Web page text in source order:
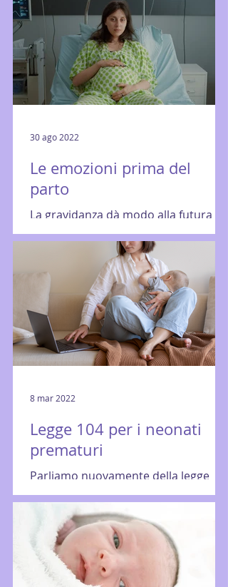
Le emozioni prima del
parto
La gravidanza dà modo alla futura
mamma di vivere i vari passaggi e le
vari fasi con una tempistica adeguata
al susseguirsi della...
30 ago 2022
Legge 104 per i neonati
prematuri
Parliamo nuovamente della legge
104/92 per l'assistenza, l'integrazione
sociale e i diritti delle persone con
disabilità. I principali...
8 mar 2022